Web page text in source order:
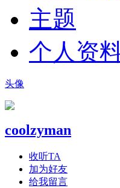
主题
个人资
头像
coolzyman
收听TA
加为好友
给我留言